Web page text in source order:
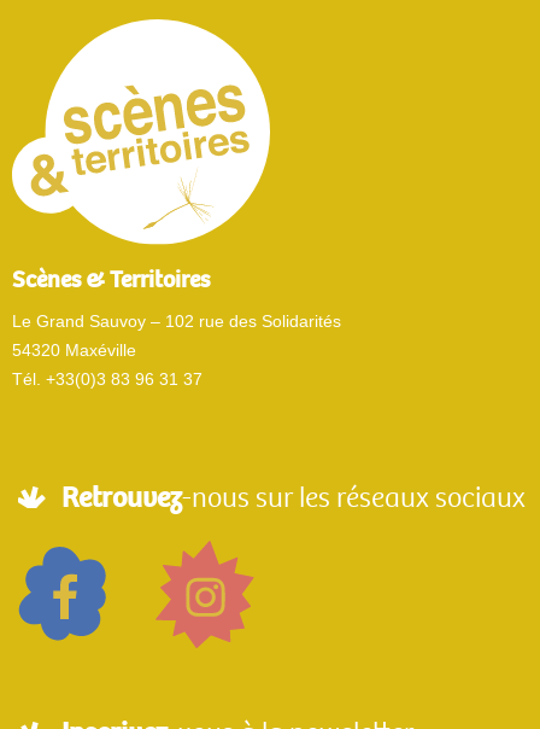
Scènes & Territoires
Le Grand Sauvoy – 102 rue des Solidarités
54320 Maxéville
Tél. +33(0)3 83 96 31 37
Retrouvez-nous sur les réseaux sociaux